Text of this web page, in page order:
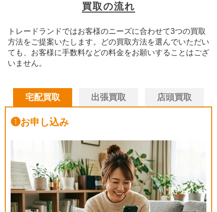
買取の流れ
トレードランドではお客様のニーズに合わせて3つの買取
方法をご提案いたします。
どの買取方法を選んでいただい
ても、お客様に手数料などの料金をお願いすることはござ
いません。
宅配買取 出張買取 店頭買取
❶お申し込み